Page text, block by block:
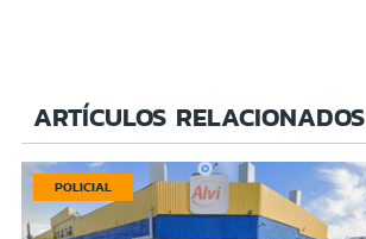
ARTÍCULOS RELACIONADOS
POLICIAL